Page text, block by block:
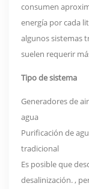
consumen
energía por cada
algunos sistemas
suelen requerir
Tipo de sistema
Generadores de
agua
Purificación de
tradicional
Es posible que
desalinización.,